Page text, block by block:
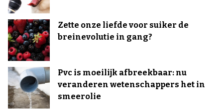
Zette onze liefde voor suiker de
breinevolutie in gang?
Pvc is moeilijk afbreekbaar: nu
veranderen wetenschappers het in
smeerolie